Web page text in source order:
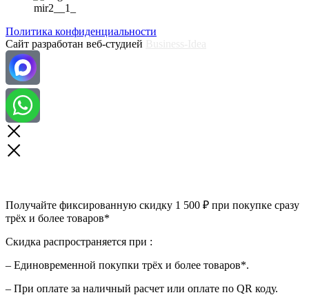
Политика конфиденциальности
Сайт разработан веб-студией
Получайте фиксированную скидку 1 500 ₽ при покупке сразу
трёх и более товаров*
Скидка распространяется при :
– Единовременной покупки трёх и более товаров*.
– При оплате за наличный расчет или оплате по QR коду.